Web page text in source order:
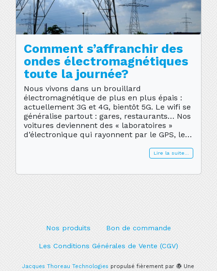
Comment s’affranchir des
ondes électromagnétiques
toute la journée?
Nous vivons dans un brouillard
électromagnétique de plus en plus épais :
actuellement 3G et 4G, bientôt 5G. Le wifi se
généralise partout : gares, restaurants… Nos
voitures deviennent des « laboratoires »
d’électronique qui rayonnent par le GPS, le
part quelques zones blanches en dehors des
Lire la suite…
Nos produits Bon de commande
Les Conditions Générales de Vente (CGV)
Jacques Thoreau Technologies propulsé fièrement par Une